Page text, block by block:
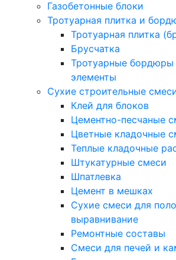
Газобетонные блоки
Тротуарная плитка и
Тротуарная плитка
Брусчатка
Тротуарные
элементы
Сухие строительные
Клей для блоков
Цементно-песчаные
Цветные кладочные
Теплые кладочные
Штукатурные смеси
Шпатлевка
Цемент в мешках
Сухие смеси для
выравнивание
Ремонтные составы
Смеси для печей и